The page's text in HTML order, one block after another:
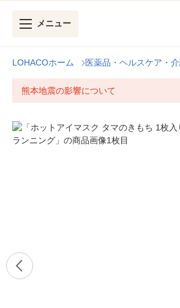
メニュー
LOHACOホーム 医薬品・ヘルスケア・
熊本地震の影響について